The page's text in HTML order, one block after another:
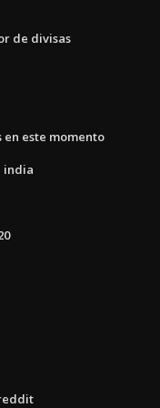
de divisas
este momento
india